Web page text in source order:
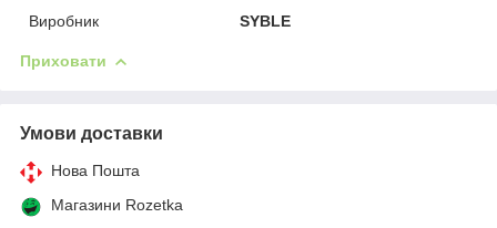
Виробник
SYBLE
Приховати
Умови доставки
Нова Пошта
Магазини Rozetka